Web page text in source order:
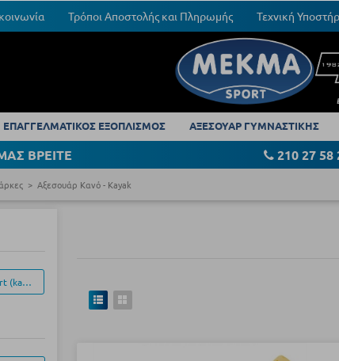
Τρόποι Αποστολής και Πληρωμής Τεχνική
ΕΠΑΓΓΕΛΜΑΤΙΚΟΣ ΕΞΟΠΛΙΣΜΟΣ ΑΞΕΣΟΥΑΡ ΓΥΜΝΑΣΤΙΚΗΣ
ΒΡΕΙΤΕ 210 27 58
Αξεσουάρ Κανό - Kayak
(kayak)